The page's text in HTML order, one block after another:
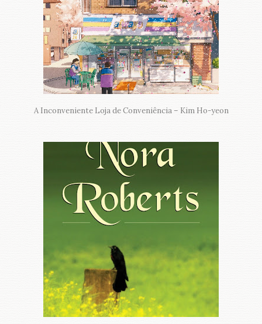
A Inconveniente Loja de Conveniência – Kim Ho-yeon